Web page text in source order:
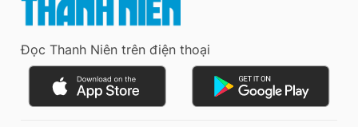
Đọc Thanh Niên trên điện thoại